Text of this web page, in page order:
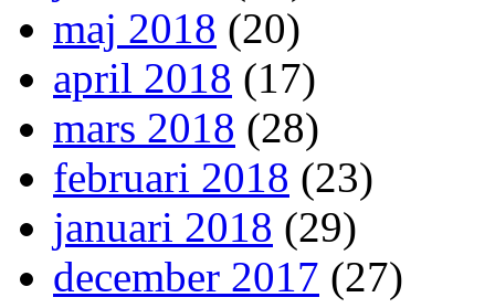
maj 2018 (20)
april 2018 (17)
mars 2018 (28)
februari 2018 (23)
januari 2018 (29)
december 2017 (27)